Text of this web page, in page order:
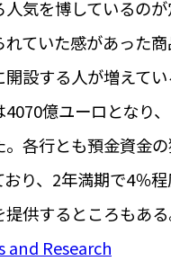
人気を博しているの
れていた感があった
開設する人が増えて
億ユーロとなり
。各行とも預金資金
おり、2年満期で4％
供するところもある
and Research